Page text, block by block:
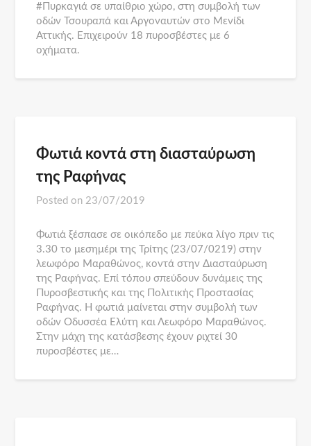
#Πυρκαγιά σε υπαίθριο χώρο, στη συμβολή των
οδών Τσουραπά και Αργοναυτών στο Μενίδι
Αττικής. Επιχειρούν 18 πυροσβέστες με 6
οχήματα.
Φωτιά κοντά στη διασταύρωση
της Ραφήνας
Posted on 23/07/2019
Φωτιά ξέσπασε σε οικόπεδο με πεύκα λίγο πριν τις
3.30 το μεσημέρι της Τρίτης (23/07/0219) στην
λεωφόρο Μαραθώνος, κοντά στην Διασταύρωση
της Ραφήνας. Επί τόπου σπεύδουν δυνάμεις της
Πυροσβεστικής και της Πολιτικής Προστασίας
Ραφήνας. Η φωτιά μαίνεται στην συμβολή των
οδών Οδυσσέα Ελύτη και Λεωφόρο Μαραθώνος.
Στην μάχη της κατάσβεσης έχουν ριχτεί 30
πυροσβέστες με…